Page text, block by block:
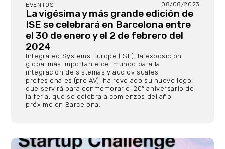
EVENTOS 08/08/2023
La vigésima y más grande edición de
ISE se celebrará en Barcelona entre
el 30 de enero y el 2 de febrero del
2024
Integrated Systems Europe (ISE), la exposición
global más importante del mundo para la
integración de sistemas y audiovisuales
profesionales (pro AV), ha revelado su nuevo logo,
que servirá para conmemorar el 20º aniversario de
la feria, que se celebra a comienzos del año
próximo en Barcelona.